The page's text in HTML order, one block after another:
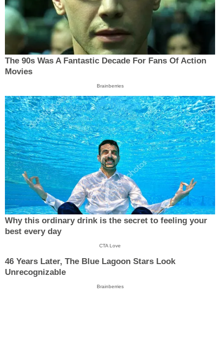
The 90s Was A Fantastic Decade For Fans Of Action
Movies
Brainberries
Why this ordinary drink is the secret to feeling your
best every day
CTA Love
46 Years Later, The Blue Lagoon Stars Look
Unrecognizable
Brainberries